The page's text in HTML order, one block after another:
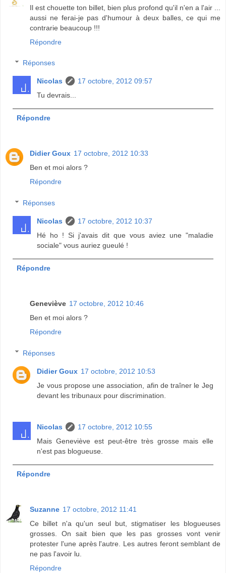
Il est chouette ton billet, bien plus profond qu'il n'en a l'air ...
aussi ne ferai-je pas d'humour à deux balles, ce qui me
contrarie beaucoup !!!
Répondre
Réponses
Nicolas
17 octobre, 2012 09:57
Tu devrais...
Répondre
Didier Goux 17 octobre, 2012 10:33
Ben et moi alors ?
Répondre
Réponses
Nicolas
17 octobre, 2012 10:37
Hé ho ! Si j'avais dit que vous aviez une "maladie
sociale" vous auriez gueulé !
Répondre
Geneviève 17 octobre, 2012 10:46
Ben et moi alors ?
Répondre
Réponses
Didier Goux 17 octobre, 2012 10:53
Je vous propose une association, afin de traîner le Jeg
devant les tribunaux pour discrimination.
Nicolas
17 octobre, 2012 10:55
Mais Geneviève est peut-être très grosse mais elle
n'est pas blogueuse.
Répondre
Suzanne 17 octobre, 2012 11:41
Ce billet n'a qu'un seul but, stigmatiser les blogueuses
grosses. On sait bien que les pas grosses vont venir
protester l'une après l'autre. Les autres feront semblant de
ne pas l'avoir lu.
Répondre